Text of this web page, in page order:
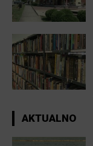
AKTUALNO